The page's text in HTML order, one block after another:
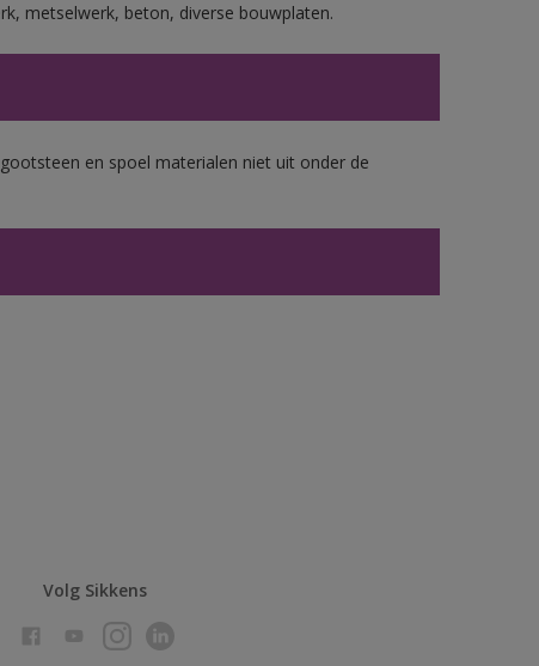
metselwerk, beton, diverse bouwplaten.
en spoel materialen niet uit onder de
Volg Sikkens